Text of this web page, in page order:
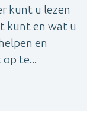
kunt u lezen
kunt en wat u
en
te...